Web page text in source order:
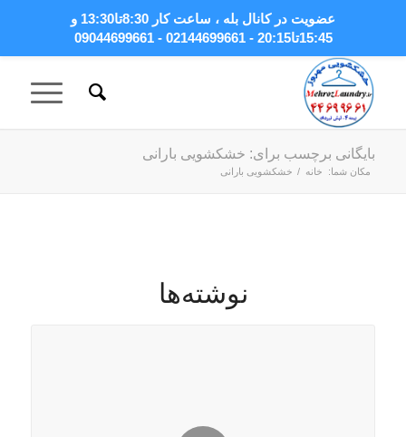
بایگانی برچسب برای: خشکشویی بارانی
مکان شما: خانه / خشکشویی بارانی
نوشته‌ها
عضویت در کانال بله
، ساعت کار 8:30تا13:30 و
15:45تا20:15 - 02144699661 - 09044699661